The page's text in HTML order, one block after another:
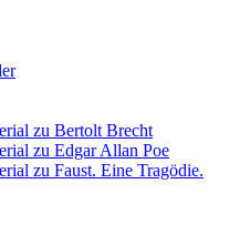
zu Bertolt Brecht
zu Edgar Allan Poe
zu Faust. Eine Tragödie.